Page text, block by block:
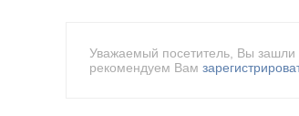
Уважаемый посетитель, Вы зашли
рекомендуем Вам